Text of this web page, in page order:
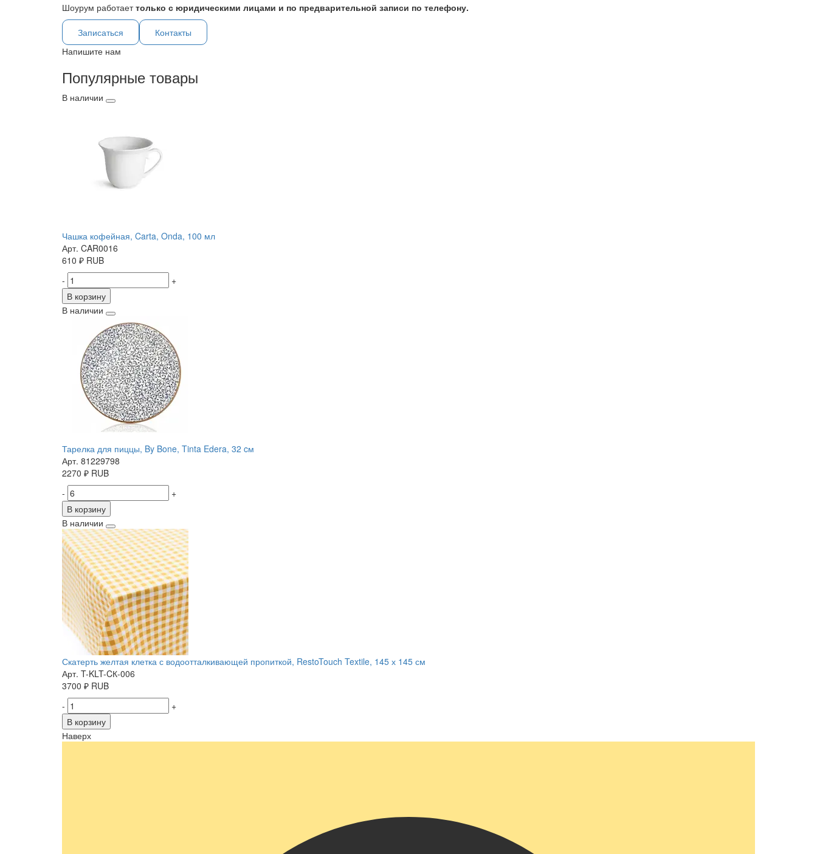
Шоурум работаеттолько с юридическими лицами и по предварительной записи по телефону.
Записаться
Контакты
Напишите нам
Популярные товары
В наличии
Чашка кофейная, Carta, Onda, 100 мл
Арт. CAR0016
610 ₽ RUB
-
+
В корзину
В наличии
Тарелка для пиццы, By Bone, Tinta Edera, 32 cм
Арт. 81229798
2270 ₽ RUB
-
+
В корзину
В наличии
Скатерть желтая клетка с водоотталкивающей пропиткой, RestoTouch Textile, 145 х 145 см
Арт. T-KLT-CК-006
3700 ₽ RUB
-
+
В корзину
Наверх